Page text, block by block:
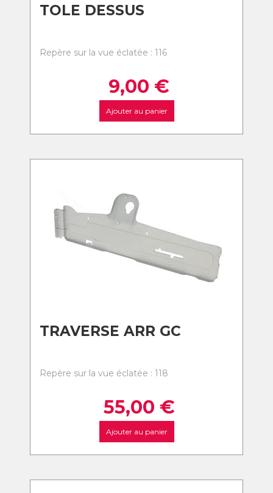
TOLE DESSUS
Repère sur la vue éclatée : 116
9,00 €
Ajouter au panier
TRAVERSE ARR GC
Repère sur la vue éclatée : 118
55,00 €
Ajouter au panier